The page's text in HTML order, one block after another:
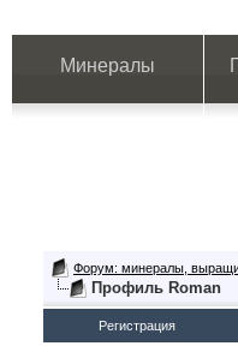
Минералы
Форум: минералы,
Профиль Roman
Регистрация